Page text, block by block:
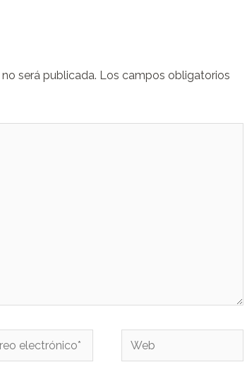
será publicada. Los campos obligatorios
Web